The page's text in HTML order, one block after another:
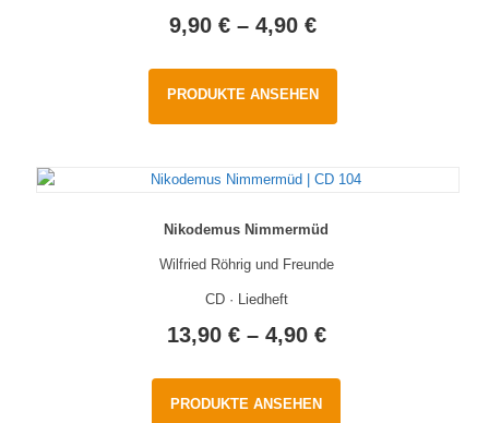
9,90 €– 4,90 €
PRODUKTE ANSEHEN
Nikodemus Nimmermüd
Wilfried Röhrig und Freunde
CD · Liedheft
13,90 €– 4,90 €
PRODUKTE ANSEHEN